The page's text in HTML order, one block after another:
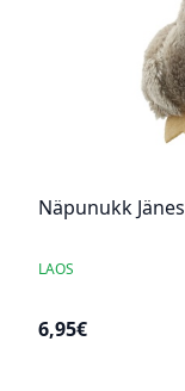
Näpunukk Jänes
LAOS
6,95€